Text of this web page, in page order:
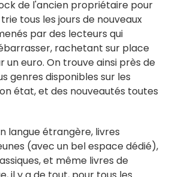
de l'ancien propriétaire pour
tous les jours de nouveaux
par des lecteurs qui
rachetant sur place
un euro. On trouve ainsi près de
genres disponibles sur les
état, et des nouveautés toutes
langue étrangère, livres
(avec un bel espace dédié),
et même livres de